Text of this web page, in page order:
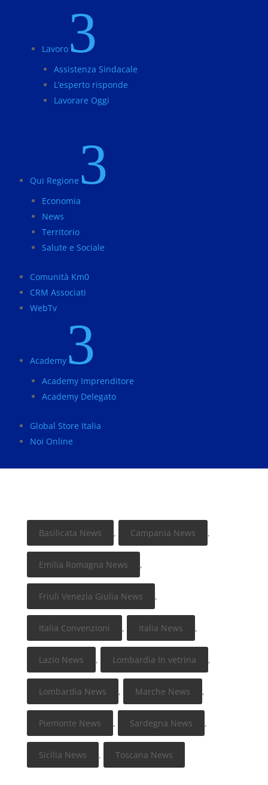
Lavoro 3
Assistenza Sindacale
L’esperto risponde
Lavorare Oggi
Qui Regione 3
Economia
News
Territorio
Salute e Sociale
Comunità Km0
CRM Associati
WebTv
Academy 3
Academy Imprenditore
Academy Delegato
Global Store Italia
Noi Online
Basilicata News , Campania News ,
Emilia Romagna News ,
Friuli Venezia Giulia News ,
Italia Convenzioni , Italia News ,
Lazio News , Lombardia In vetrina ,
Lombardia News , Marche News ,
Piemonte News , Sardegna News ,
Sicilia News , Toscana News